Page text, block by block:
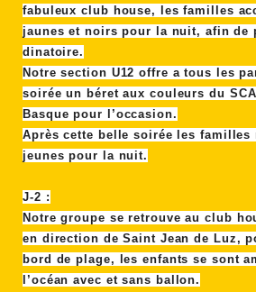
fabuleux club house, les familles
jaunes et noirs pour la nuit, afin de
dinatoire.
Notre section U12 offre a tous les
soirée un béret aux couleurs du
Basque pour l’occasion.
Après cette belle soirée les familles
jeunes pour la nuit.
J-2 :
Notre groupe se retrouve au club
en direction de Saint Jean de Luz,
bord de plage, les enfants se sont
l’océan avec et sans ballon.